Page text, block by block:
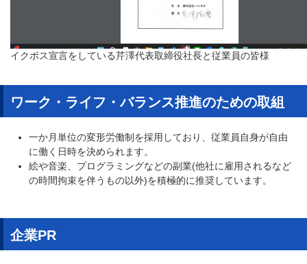
イクボス宣言をしている芹澤代表取締役社長と従業員の皆様
ワーク・ライフ・バランス推進のための取組
一か月単位の変形労働制を採用しており、従業員自身が自由
に働く日時を決められます。
絵や音楽、プログラミングなどの副業(他社に雇用されるなど
の時間拘束を伴うもの以外)を積極的に推奨しています。
企業PR